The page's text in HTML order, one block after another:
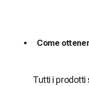
Come
Tutti i prodotti